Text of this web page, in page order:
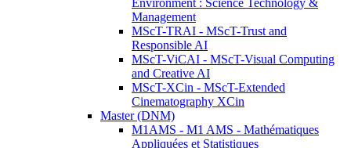
Environment : Science Technology &
Management
MScT-TRAI - MScT-Trust and
Responsible AI
MScT-ViCAI - MScT-Visual Computing
and Creative AI
MScT-XCin - MScT-Extended
Cinematography XCin
Master (DNM)
M1AMS - M1 AMS - Mathématiques
Appliquées et Statistiques